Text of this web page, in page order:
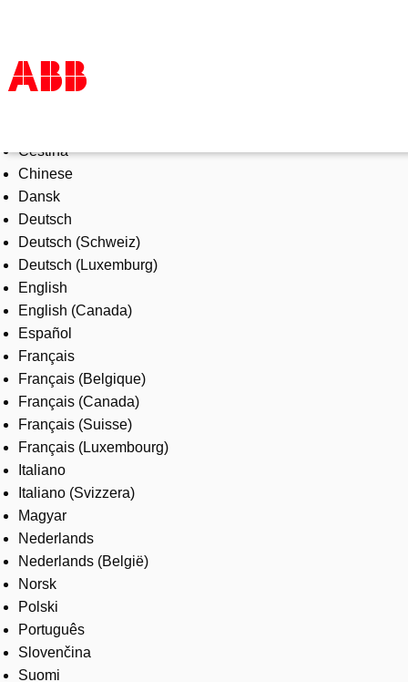
Products & Solutions
Industries
Services
About us
Where to buy
Contact us
Careers
Čeština
Chinese
Dansk
Deutsch
Deutsch (Schweiz)
Deutsch (Luxemburg)
English
English (Canada)
Español
Français
Français (Belgique)
Français (Canada)
Français (Suisse)
Français (Luxembourg)
Italiano
Italiano (Svizzera)
Magyar
Nederlands
Nederlands (België)
Norsk
Polski
Português
Slovenčina
Suomi